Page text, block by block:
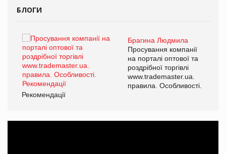
БЛОГИ
Брагина Людмила
Просування компанії
на порталі оптової та
роздрібної торгівлі
www.trademaster.ua.
правила. Особливості.
Рекомендації